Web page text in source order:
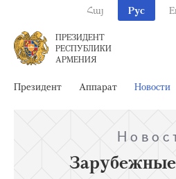
Հայ Рус
ПРЕЗИДЕНТ
РЕСПУБЛИКИ
АРМЕНИЯ
Президент Аппарат Новости